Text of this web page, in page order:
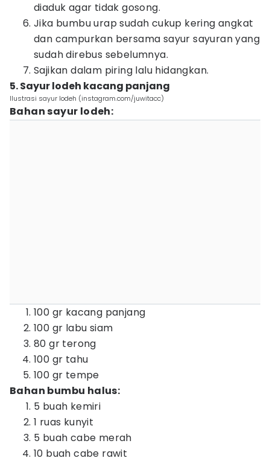
diaduk agar tidak gosong.
Jika bumbu urap sudah cukup kering angkat
dan campurkan bersama sayur sayuran yang
sudah direbus sebelumnya.
Sajikan dalam piring lalu hidangkan.
5. Sayur lodeh kacang panjang
Ilustrasi sayur lodeh (instagram.com/juwitacc)
Bahan sayur lodeh:
100 gr kacang panjang
100 gr labu siam
80 gr terong
100 gr tahu
100 gr tempe
Bahan bumbu halus:
5 buah kemiri
1 ruas kunyit
5 buah cabe merah
10 buah cabe rawit